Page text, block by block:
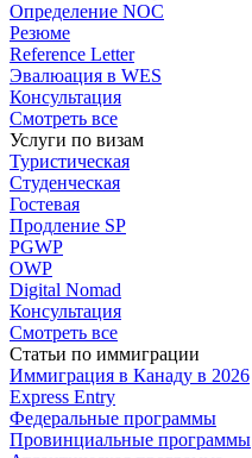
Определение NOC
Резюме
Reference Letter
Эвалюация в WES
Консультация
Смотреть все
Услуги по визам
Туристическая
Студенческая
Гостевая
Продление SP
PGWP
OWP
Digital Nomad
Консультация
Смотреть все
Статьи по иммиграции
Иммиграция в Канаду в 2026
Express Entry
Федеральные программы
Провинциальные программы